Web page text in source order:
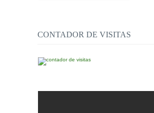
CONTADOR DE VISITAS